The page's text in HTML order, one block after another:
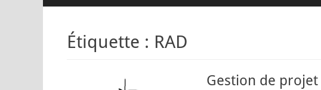
principal
Étiquette : RAD
Gestion de